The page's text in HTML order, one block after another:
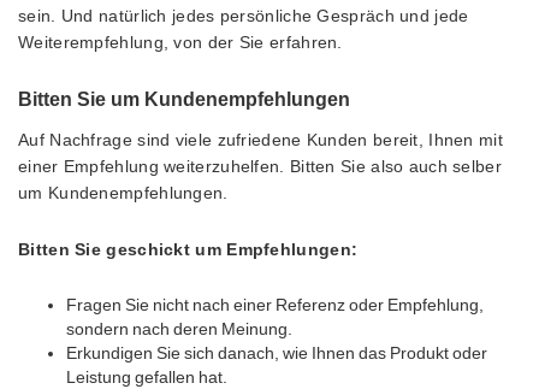
sein. Und natürlich jedes persönliche Gespräch und jede
Weiterempfehlung, von der Sie erfahren.
Bitten Sie um Kundenempfehlungen
Auf Nachfrage sind viele zufriedene Kunden bereit, Ihnen mit
einer Empfehlung weiterzuhelfen. Bitten Sie also auch selber
um Kundenempfehlungen.
Bitten Sie geschickt um Empfehlungen:
Fragen Sie nicht nach einer Referenz oder Empfehlung,
sondern nach deren Meinung.
Erkundigen Sie sich danach, wie Ihnen das Produkt oder
Leistung gefallen hat.